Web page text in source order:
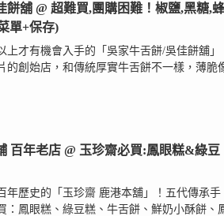
餅舖 @ 超難買,團購困難！椒鹽,黑糖,蜂
單+保存)
才有機會入手的「吳家牛舌餅/吳佳餅舖」
的創始店，和傳統厚實牛舌餅不一樣，薄脆
百年老店 @ 玉珍齋必買:鳳眼糕&綠豆
年歷史的「玉珍齋 鹿港本舖」！五代傳承手
：鳳眼糕、綠豆糕、牛舌餅、鮮奶小酥餅、